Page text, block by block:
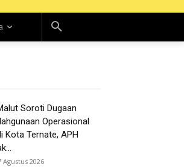
Soroti Dugaan
Operasional
Kota Ternate, APH
Agustus 2026